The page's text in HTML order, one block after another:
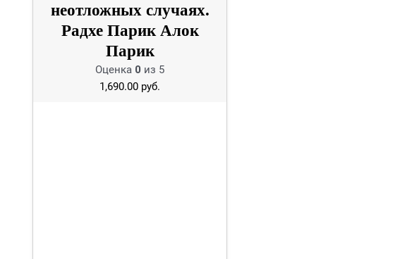
неотложных случаях.
Радхе Парик Алок
Парик
Оценка 0 из 5
1,690.00 руб.